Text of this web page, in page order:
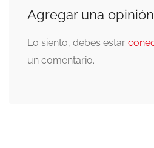
Agregar una opinión
Lo siento, debes estar
un comentario.